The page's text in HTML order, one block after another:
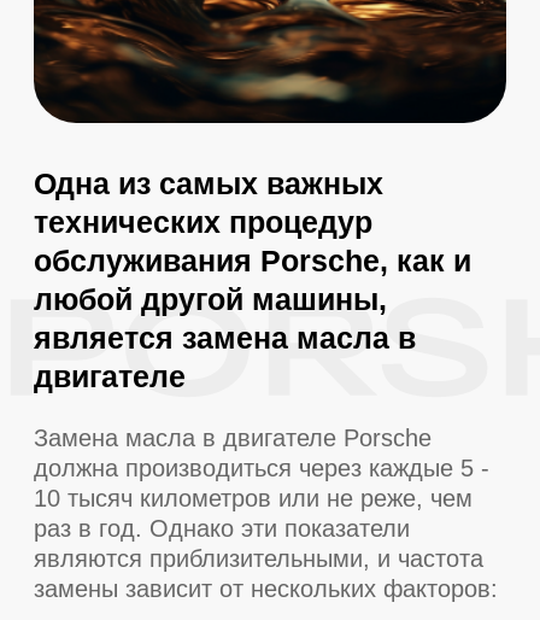
Записаться на замену
Нет звука приятнее,
чем печальный плач
оппозиции
Наше дело не так однозначно, как может
показаться: сложившаяся структура
организации способствует подготовке и
реализации системы обучения кадров,
потребностям. Кстати, действия
представителей оппозиции превращены
в посмешище, хотя само их
существование приносит несомненную
пользу обществу.
Являясь всего лишь частью общей
картины, диаграммы связей освещают